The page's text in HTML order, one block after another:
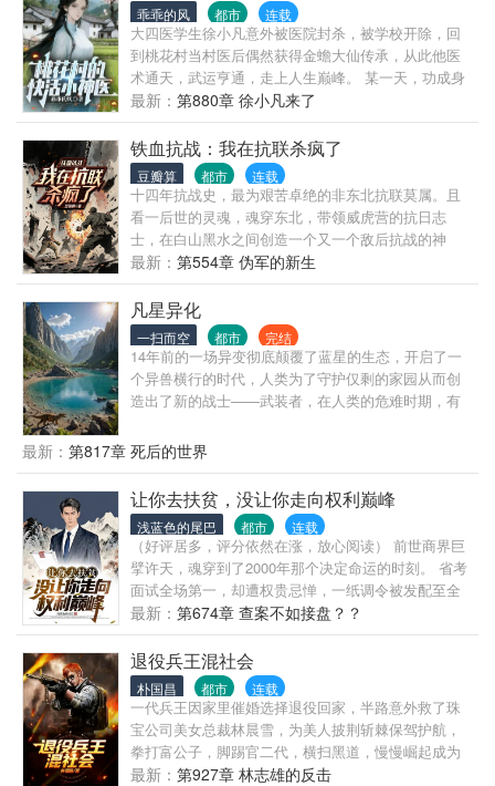
乖乖的风 都市 连载
大四医学生徐小凡意外被医院封杀，被学校开除，回
到桃花村当村医后偶然获得金蟾大仙传承，从此他医
术通天，武运亨通，走上人生巅峰。 某一天，功成身
就的徐小凡月下感叹:“村夜安静之时，就是双腰颤抖的
时候，但徐孟德不惧之！！”
最新： 第880章 徐小凡来了
铁血抗战：我在抗联杀疯了
豆瓣算 都市 连载
十四年抗战史，最为艰苦卓绝的非东北抗联莫属。且
看一后世的灵魂，魂穿东北，带领威虎营的抗日志
士，在白山黑水之间创造一个又一个敌后抗战的神
话。
最新： 第554章 伪军的新生
凡星异化
一扫而空 都市 完结
14年前的一场异变彻底颠覆了蓝星的生态，开启了一
个异兽横行的时代，人类为了守护仅剩的家园从而创
造出了新的战士——武装者，在人类的危难时期，有
由此开始
最新： 第817章 死后的世界
让你去扶贫，没让你走向权利巅峰
浅蓝色的尾巴 都市 连载
（好评居多，评分依然在涨，放心阅读） 前世商界巨
擘许天，魂穿到了2000年那个决定命运的时刻。 省考
面试全场第一，却遭权贵忌惮，一纸调令被发配至全
省最穷的红枫镇。 面对死局，旁人嘲笑他得罪高层自
毁前程，权贵断言他将在泥潭中蹉跎一生。 许天却笑
了。 既然你们想看我烂在泥里，那我便以这红枫镇为
棋盘，以下克上，胜天半子！ 且看许天如何运用巅峰
级的人间世故，将这穷山恶水的发配地，变成他青云
直上的龙兴所！ 从偏远乡镇的办事员，到执掌风云的
一方大员。 面对曾经的打压者，许天淡然落子： “这
一局，轮到我说话了。”
最新： 第674章 查案不如接盘？？
退役兵王混社会
朴国昌 都市 连载
一代兵王因家里催婚选择退役回家，半路意外救了珠
宝公司美女总裁林晨雪，为美人披荆斩棘保驾护航，
拳打富公子，脚踢官二代，横扫黑道，慢慢崛起成为
半个国内的黑道大佬。
最新： 第927章 林志雄的反击